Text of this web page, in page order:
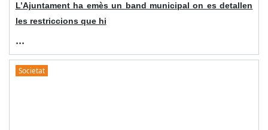
L’Ajuntament ha emès un band municipal on es detallen
les restriccions que hi
...
Societat